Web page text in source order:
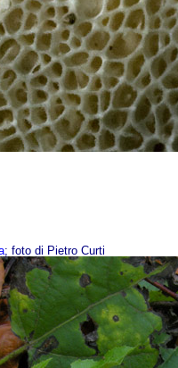
; foto di Pietro Curti